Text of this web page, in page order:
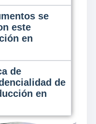
se
este
en
de
de
en